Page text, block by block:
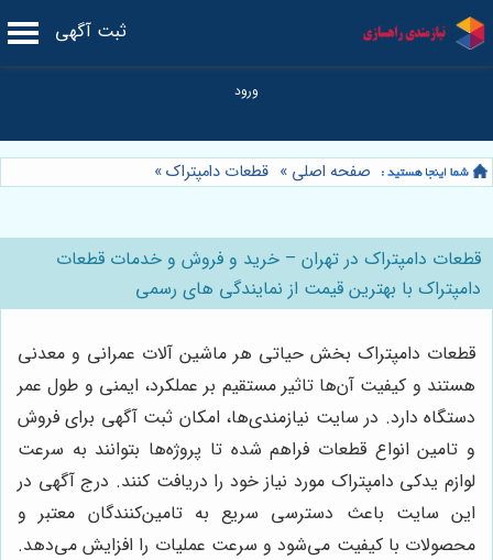
ثبت آگهی
صفحه اصلی » قطعات دامپتراک»
قطعات دامپتراک در تهران – خرید و فروش و خدمات قطعات
دامپتراک با بهترین قیمت از نمایندگی های رسمی
قطعات دامپتراک بخش حیاتی هر ماشین آلات عمرانی و معدنی
هستند و کیفیت آن‌ها تاثیر مستقیم بر عملکرد، ایمنی و طول عمر
دستگاه دارد. در سایت نیازمندی‌ها، امکان ثبت آگهی برای فروش
و تامین انواع قطعات فراهم شده تا پروژه‌ها بتوانند به سرعت
لوازم یدکی دامپتراک مورد نیاز خود را دریافت کنند. درج آگهی در
این سایت باعث دسترسی سریع به تامین‌کنندگان معتبر و
محصولات با کیفیت می‌شود و سرعت عملیات را افزایش می‌دهد.